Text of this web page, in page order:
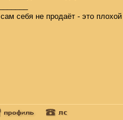
себя не продаёт - это